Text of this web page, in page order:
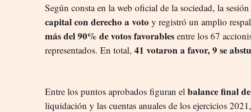
Según consta en la web oficial de la sociedad, la
capital con derecho a voto y registró un amplio
más del 90% de votos favorables entre los 67
representados. En total, 41 votaron a favor, 9 se
Entre los puntos aprobados figuran el balance final
liquidación y las cuentas anuales de los ejercicios